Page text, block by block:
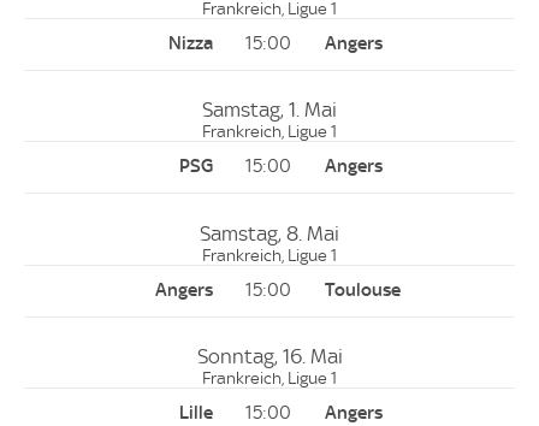
Frankreich, Ligue 1
15:00
Samstag, 1. Mai
Frankreich, Ligue 1
15:00
Samstag, 8. Mai
Frankreich, Ligue 1
15:00
Sonntag, 16. Mai
Frankreich, Ligue 1
15:00